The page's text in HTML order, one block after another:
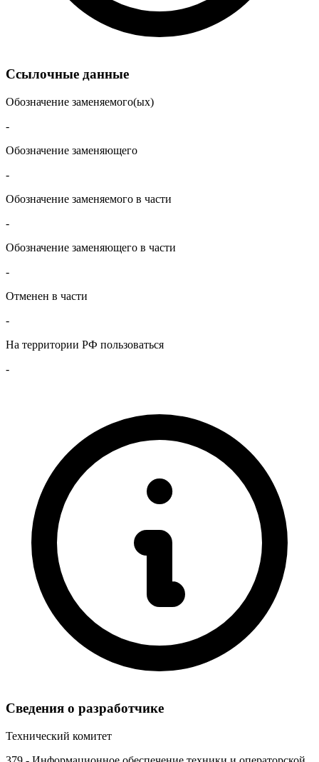
Ссылочные данные
Обозначение заменяемого(ых)
-
Обозначение заменяющего
-
Обозначение заменяемого в части
-
Обозначение заменяющего в части
-
Отменен в части
-
На территории РФ пользоваться
-
Сведения о разработчике
Технический комитет